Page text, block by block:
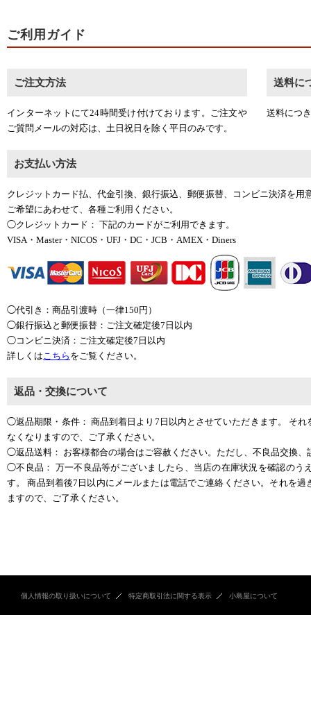
ご利用ガイド
ご注文方法
インターネットにて24時間受け付けております。ご注文や
ご質問メールの対応は、土日祝日を除く平日のみです。
送料に
送料につ
お支払い方法
クレジットカード払、代金引換、銀行振込、郵便振替、コンビニ決済を用
ご希望にあわせて、各種ご利用ください。
◯クレジットカード： 下記のカードがご利用できます。
VISA・Master・NICOS・UFJ・DC・JCB・AMEX・Diners
◯代引き：商品引渡時（一律150円）
◯銀行振込と郵便振替：ご注文確定後7日以内
◯コンビニ決済：ご注文確定後7日以内
詳しくはこちら をご覧ください。
返品・交換について
◯返品期限・条件： 商品到着日より7日以内とさせていただきます。 そ
なくなりますので、ご了承ください。
◯返品送料： お客様都合の場合はご容赦ください。ただし、不良品交換
◯不良品： 万一不良品等がございましたら、当店の在庫状況を確認のう
す。 商品到着後7日以内にメールまたは電話でご連絡ください。それを
ますので、ご了承ください。
個人情報の取り扱いについて 特定商取引法に関する表示 小島屋について